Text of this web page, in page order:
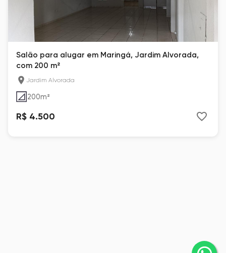
Salão para alugar em Maringá, Jardim Alvorada,
com 200 m²
Jardim Alvorada
200m²
R$ 4.500